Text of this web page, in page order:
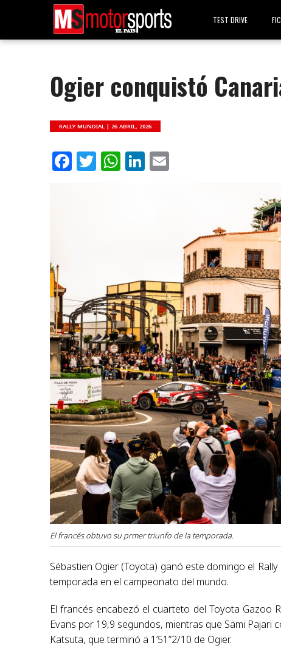
TEST DRIVE
Ogier conquistó
RALLY MUNDIAL |26 ABRIL, 2026
Facebook
Twitter
WhatsApp
LinkedIn
El francés obtuvo su prmer triunfo de la temporada.
Sébastien Ogier (Toyota) ganó este domingo el
temporada en el campeonato del mundo.
El francés encabezó el cuarteto del Toyota Gazoo
Evans por 19,9 segundos, mientras que Sami Pajari
Katsuta, que terminó a 1’51”2/10 de Ogier.